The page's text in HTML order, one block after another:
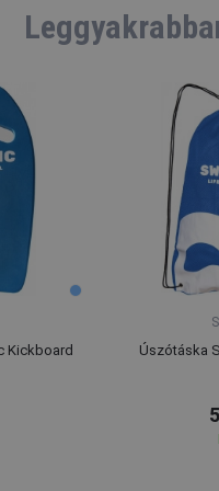
Kickboard Úszótáska